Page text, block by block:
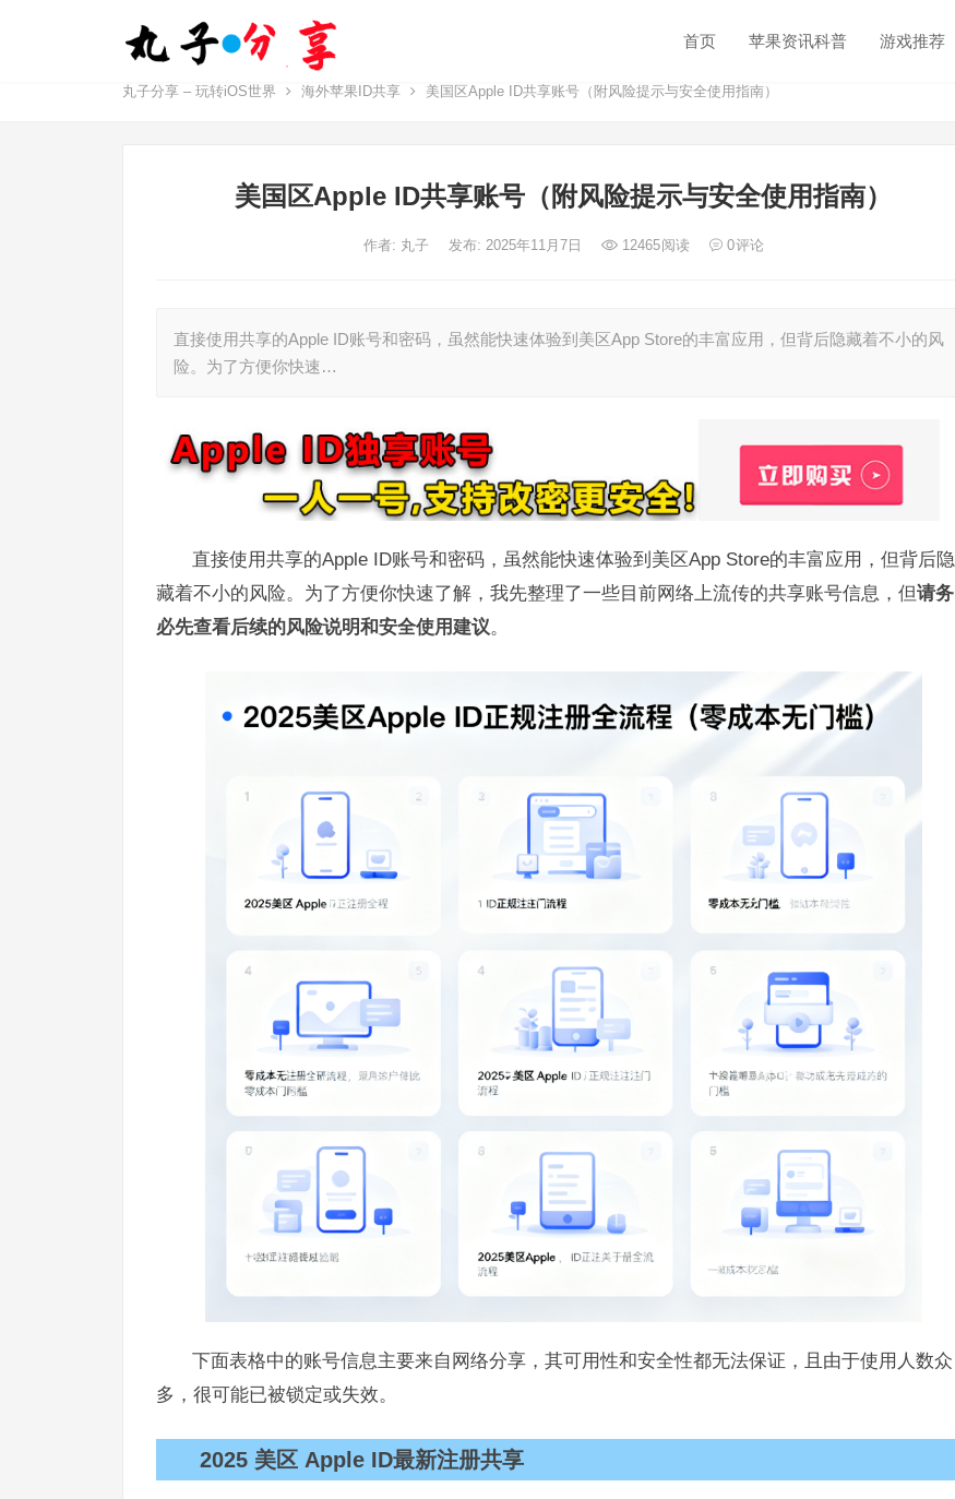
首页 苹果资讯科普 游戏推荐
丸子分享 – 玩转iOS世界 海外苹果ID共享 美国区Apple ID共享账号（附风险提示与安全使用指南）
美国区Apple ID共享账号（附风险提示与安全使用指南）
作者: 丸子 发布: 2025年11月7日 12465阅读 0评论
直接使用共享的Apple ID账号和密码，虽然能快速体验到美区App Store的丰富应用，但背后隐藏着不小的风
险。为了方便你快速…
直接使用共享的Apple ID账号和密码，虽然能快速体验到美区App Store的丰富应用，但背后隐
藏着不小的风险。为了方便你快速了解，我先整理了一些目前网络上流传的共享账号信息，但请务
必先查看后续的风险说明和安全使用建议。
下面表格中的账号信息主要来自网络分享，其可用性和安全性都无法保证，且由于使用人数众
多，很可能已被锁定或失效。
2025 美区 Apple ID最新注册共享